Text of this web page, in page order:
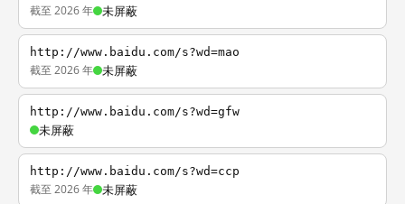
截至 2026 年 未屏蔽
http://www.baidu.com/s?wd=mao
截至 2026 年 未屏蔽
http://www.baidu.com/s?wd=gfw
未屏蔽
http://www.baidu.com/s?wd=ccp
截至 2026 年 未屏蔽